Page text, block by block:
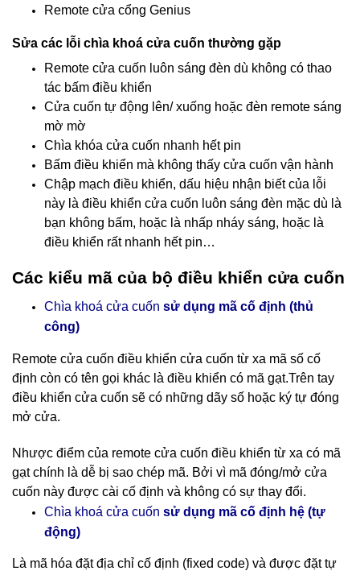
Remote cửa cổng Genius
Sửa các lỗi chìa khoá cửa cuốn thường gặp
Remote cửa cuốn luôn sáng đèn dù không có thao
tác bấm điều khiển
Cửa cuốn tự động lên/ xuống hoặc đèn remote sáng
mờ mờ
Chìa khóa cửa cuốn nhanh hết pin
Bấm điều khiển mà không thấy cửa cuốn vận hành
Chập mạch điều khiển, dấu hiệu nhận biết của lỗi
này là điều khiển cửa cuốn luôn sáng đèn mặc dù là
bạn không bấm, hoặc là nhấp nháy sáng, hoặc là
điều khiển rất nhanh hết pin…
Các kiểu mã của bộ điều khiển cửa cuốn
Chìa khoá cửa cuốn sử dụng mã cố định (thủ
công)
Remote cửa cuốn điều khiển cửa cuốn từ xa mã số cố
định còn có tên gọi khác là điều khiển có mã gạt.Trên tay
điều khiển cửa cuốn sẽ có những dãy số hoặc ký tự đóng
mở cửa.
Nhược điểm của remote cửa cuốn điều khiển từ xa có mã
gạt chính là dễ bị sao chép mã. Bởi vì mã đóng/mở cửa
cuốn này được cài cố định và không có sự thay đổi.
Chìa khoá cửa cuốn sử dụng mã cố định hệ (tự
động)
Là mã hóa đặt địa chỉ cố định (fixed code) và được đặt tự